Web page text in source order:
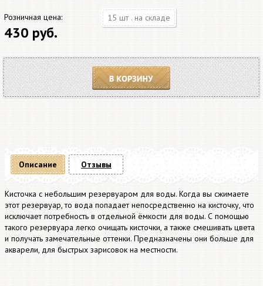
Розничная цена:
430 руб.
15 шт . на складе
В корзину
Описание
Кисточка с небольшим резервуаром для воды. Когда вы сжимаете
этот резервуар, то вода попадает непосредственно на кисточку, что
исключает потребность в отдельной ёмкости для воды. С помощью
такого резервуара легко очищать кисточки, а также смешивать цвета
и получать замечательные оттенки. Предназначены они больше для
акварели, для быстрых зарисовок на местности.
Отзывы